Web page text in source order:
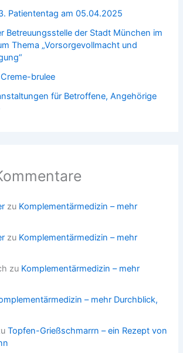
Patiententag am 05.04.2025
Betreuungsstelle der Stadt München im
Thema „Vorsorgevollmacht und
brulee
für Betroffene, Angehörige
zu Komplementärmedizin – mehr
zu Komplementärmedizin – mehr
zu Komplementärmedizin – mehr
– mehr Durchblick,
Topfen-Grießschmarrn – ein Rezept von